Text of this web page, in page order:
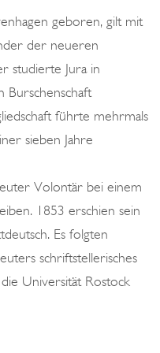
n
geboren, gilt mit
der neueren
studierte Jura in
Burschenschaft
führte mehrmals
sieben Jahre
Volontär bei einem
1853 erschien sein
Es folgten
schriftstellerisches
Universität Rostock